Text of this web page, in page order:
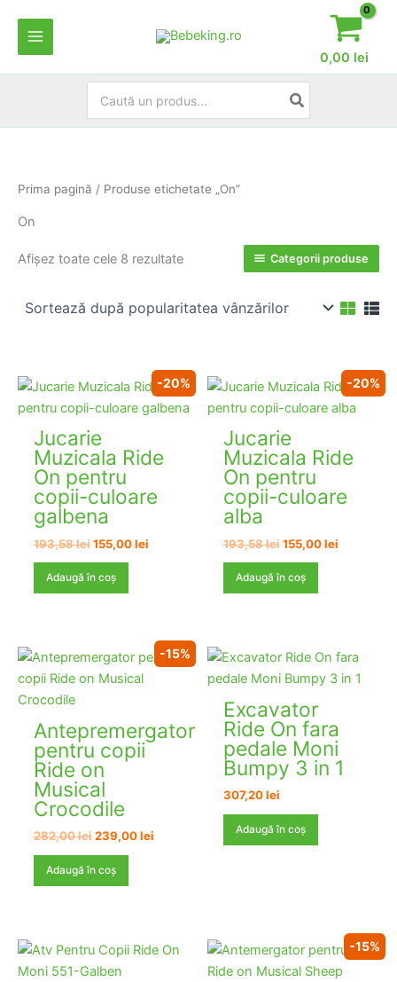
content
0,00 lei
for:
Prima pagină / Produse etichetate „On”
On
Afișez toate cele 8 rezultateSortat Categorii produse
-20%
Jucarie
Muzicala Ride
On pentru
copii-culoare
galbena
193,58lei Prețul
a
fost:
155,00leiPrețul
Adaugă în coș
-20%
Jucarie
Muzicala Ride
On pentru
copii-culoare
alba
193,58lei Prețul
a
fost:
155,00leiPrețul
Adaugă în coș
-15%
Antepremergator
pentru copii
Ride on
Musical​
Crocodile
282,00lei Prețul
a
fost:
239,00leiPrețul
Adaugă în coș
Excavator
Ride On fara
pedale Moni
Bumpy 3 in 1
307,20lei
Adaugă în coș
-15%